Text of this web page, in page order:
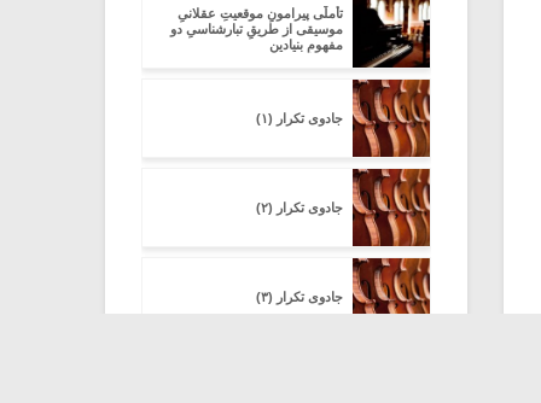
تأملّی پیرامونِ موقعیتِ عقلانیِ
موسیقی از طریقِ تبارشناسیِ دو
مفهومِ بنیادین
جادوی تکرار (۱)
جادوی تکرار (۲)
جادوی تکرار (۳)